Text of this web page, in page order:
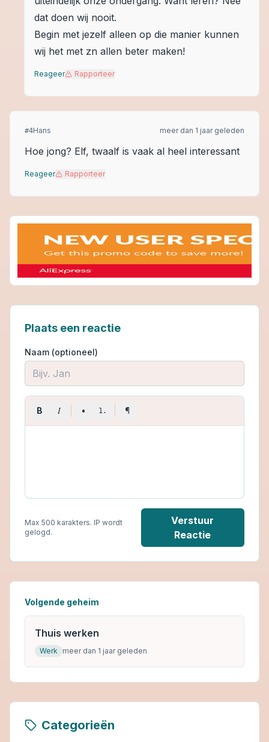
dat doen wij nooit.
Begin met jezelf alleen op die manier kunnen
wij het met zn allen beter maken!
Reageer Rapporteer
#4Hans meer dan 1 jaar geleden
Hoe jong? Elf, twaalf is vaak al heel interessant
Reageer Rapporteer
Plaats een reactie
Naam (optioneel)
B I • 1. ¶
Max 500 karakters. IP wordt
gelogd.
Verstuur
Reactie
Volgende geheim
Thuis werken
Werk meer dan 1 jaar geleden
Categorieën